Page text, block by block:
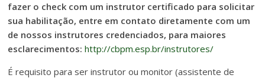
fazer o check com um instrutor certificado para solicitar
sua habilitação, entre em contato diretamente com um
de nossos instrutores credenciados, para maiores
esclarecimentos: http://cbpm.esp.br/instrutores/
É requisito para ser instrutor ou monitor (assistente de